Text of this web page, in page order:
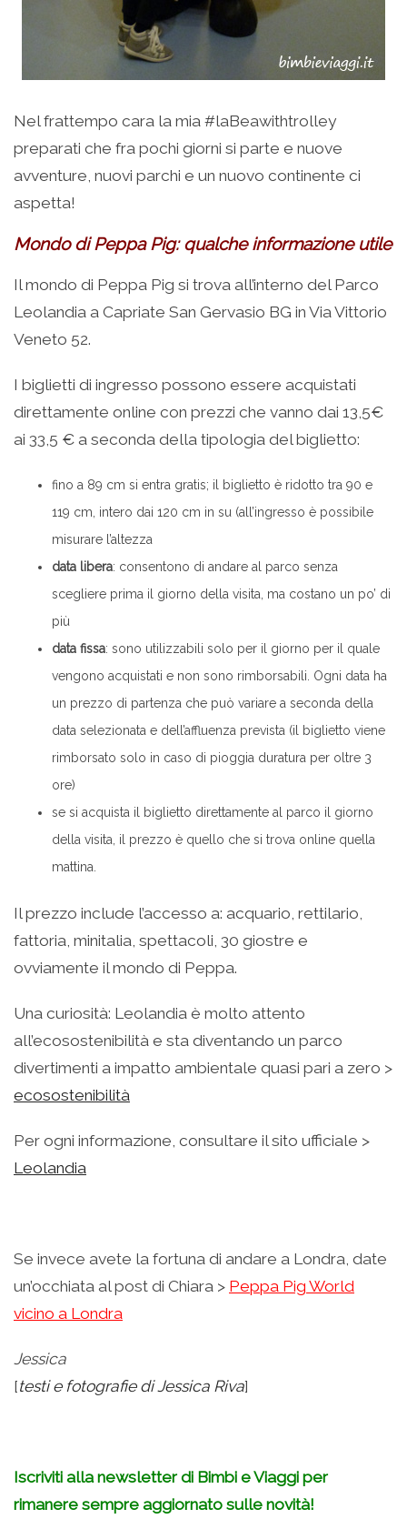
Nel frattempo cara la mia #laBeawithtrolley
preparati che fra pochi giorni si parte e nuove
avventure, nuovi parchi e un nuovo continente ci
aspetta!
Mondo di Peppa Pig: qualche informazione utile
Il mondo di Peppa Pig si trova all’interno del Parco
Leolandia a Capriate San Gervasio BG in Via Vittorio
Veneto 52.
I biglietti di ingresso possono essere acquistati
direttamente online con prezzi che vanno dai 13,5€
ai 33,5 € a seconda della tipologia del biglietto:
fino a 89 cm si entra gratis; il biglietto è ridotto tra 90 e
119 cm, intero dai 120 cm in su (all’ingresso è possibile
misurare l’altezza
data libera: consentono di andare al parco senza
scegliere prima il giorno della visita, ma costano un po’ di
più
data fissa: sono utilizzabili solo per il giorno per il quale
vengono acquistati e non sono rimborsabili. Ogni data ha
un prezzo di partenza che può variare a seconda della
data selezionata e dell’affluenza prevista (il biglietto viene
rimborsato solo in caso di pioggia duratura per oltre 3
ore)
se si acquista il biglietto direttamente al parco il giorno
della visita, il prezzo è quello che si trova online quella
mattina.
Il prezzo include l’accesso a: acquario, rettilario,
fattoria, minitalia, spettacoli, 30 giostre e
ovviamente il mondo di Peppa.
Una curiosità: Leolandia è molto attento
all’ecosostenibilità e sta diventando un parco
divertimenti a impatto ambientale quasi pari a zero >
ecosostenibilità
Per ogni informazione, consultare il sito ufficiale >
Leolandia
Se invece avete la fortuna di andare a Londra, date
un’occhiata al post di Chiara > Peppa Pig World
vicino a Londra
Jessica
[testi e fotografie di Jessica Riva]
Iscriviti alla newsletter di Bimbi e Viaggi per
rimanere sempre aggiornato sulle novità!